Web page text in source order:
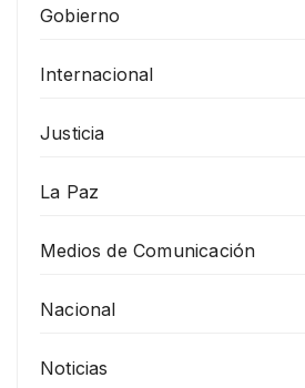
Gobierno
Internacional
Justicia
La Paz
Medios de Comunicación
Nacional
Noticias